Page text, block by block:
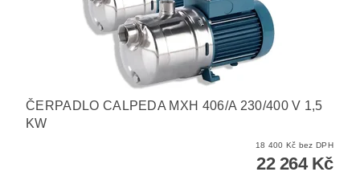
ČERPADLO CALPEDA MXH 406/A 230/400 V 1,5
KW
18 400 Kč bez DPH
22 264 Kč